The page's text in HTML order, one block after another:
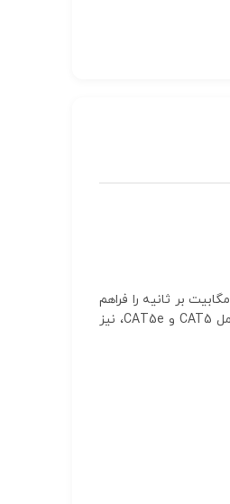
کابل شبکه 3 متری CAT6 از کابل‌های بهم تابیده UTP است که از استاندارد اترنت نسل ششم (CAT6) پیروی می‌کند. این کابل سرعت انتقال اطلاعات تا 1000 مگابیت بر ثانیه را فراهم
کرده و در شبکه‌های خانگی و اداری به‌منظور انتقال داده با سرعت و پهنای باند بالا مورد استفاده قرار می‌گیرد. کابل‌های CAT6 با استانداردهای نسل قبلی، شامل CAT5 و CAT5e، نیز